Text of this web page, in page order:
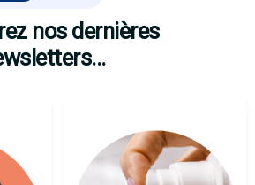
nos dernières